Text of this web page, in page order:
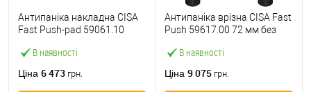
В наявності
Антипаніка накладна CISA
Fast Push-pad 59061.10
Ціна 6 473 грн.
В наявності
Антипаніка врізна CISA Fast
Push 59617.00 72 мм без
Ціна 9 075 грн.